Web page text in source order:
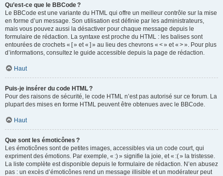
Qu’est-ce que le BBCode ?
Le BBCode est une variante du HTML qui offre un meilleur contrôle sur la mise
en forme d’un message. Son utilisation est définie par les administrateurs,
mais vous pouvez aussi la désactiver pour chaque message depuis le
formulaire de rédaction. La syntaxe est proche du HTML : les balises sont
entourées de crochets « [ » et « ] » au lieu des chevrons « < » et « > ». Pour plus
d’informations, consultez le guide accessible depuis la page de rédaction.
Haut
Puis-je insérer du code HTML ?
Pour des raisons de sécurité, le code HTML n’est pas autorisé sur ce forum. La
plupart des mises en forme HTML peuvent être obtenues avec le BBCode.
Haut
Que sont les émoticônes ?
Les émoticônes sont de petites images, accessibles via un code court, qui
expriment des émotions. Par exemple, « :) » signifie la joie, et « :( » la tristesse.
La liste complète est disponible depuis le formulaire de rédaction. N’en abusez
pas : un excès d’émoticônes rend un message illisible et un modérateur peut